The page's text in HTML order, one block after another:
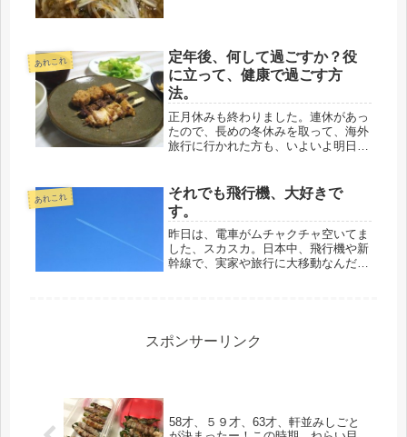
あれこれ
定年後、何して過ごすか？役
に立って、健康で過ごす方
法。
正月休みも終わりました。連休があっ
たので、長めの冬休みを取って、海外
旅行に行かれた方も、いよいよ明日か
会社もなければ、どこかしらで、お役
に立つ使命もなく、借金はあっても、
貯...
あれこれ
それでも飛行機、大好きで
す。
昨日は、電車がムチャクチャ空いてま
した、スカスカ。日本中、飛行機や新
幹線で、実家や旅行に大移動なんだろ
る...
スポンサーリンク
58才、５９才、63才、軒並みしごと